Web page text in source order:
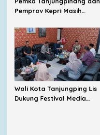
Pemprov Kepri Masih
dari Pemerintah Pusat
Wali Kota Tanjungping Lis
Dukung Festival Media